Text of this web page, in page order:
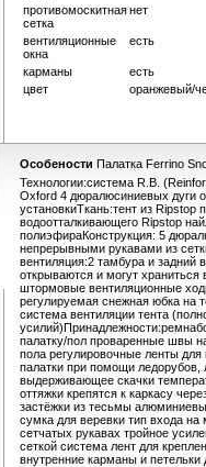
противомоскитная
сетка
нет
вентиляционные
окна
есть
карманы
есть
цвет
оранжевый/
Особености Палатка Ferrino
Технологии:система R.B.
Oxford 4 дюралюсиниевых дуги
установкиТкань:тент из
водоотталкивающего Ripstop
полиэфираКонструкция: 5
непрерывными рукавами из
вентиляция:2 тамбура и задний
открываются и могут
штормовые вентиляционные
регулируемая снежная юбка на
система вентиляции тента
палатку/пол проваренные швы
пола регулировочные ленты для
палатки при помощи ледорубов,
выдерживающее скачки
оттяжки крепятся к каркасу
застёжки из тесьмы
сумка для веревки тип входа на
сетчатых рукавах тройное
сеткой система лент для
внутренние карманы и петельки